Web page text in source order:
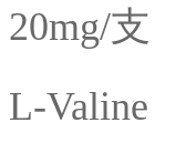
20mg/支
L-Valine